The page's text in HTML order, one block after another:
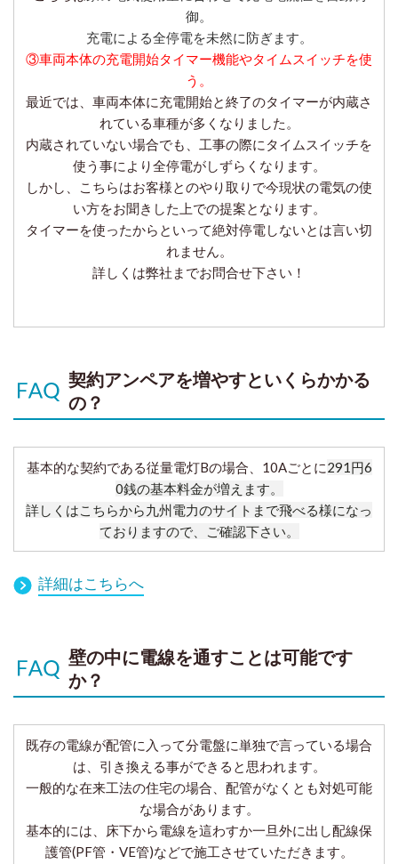
御。
充電による全停電を未然に防ぎます。
③車両本体の充電開始タイマー機能やタイムスイッチを使
う。
最近では、車両本体に充電開始と終了のタイマーが内蔵さ
れている車種が多くなりました。
内蔵されていない場合でも、工事の際にタイムスイッチを
使う事により全停電がしずらくなります。
しかし、こちらはお客様とのやり取りで今現状の電気の使
い方をお聞きした上での提案となります。
タイマーを使ったからといって絶対停電しないとは言い切
れません。
詳しくは弊社までお問合せ下さい！
契約アンペアを増やすといくらかかる
の？
基本的な契約である従量電灯Bの場合、10Aごとに291円6
0銭の基本料金が増えます。
詳しくはこちらから九州電力のサイトまで飛べる様になっ
ておりますので、ご確認下さい。
詳細はこちらへ
壁の中に電線を通すことは可能です
か？
既存の電線が配管に入って分電盤に単独で言っている場合
は、引き換える事ができると思われます。
一般的な在来工法の住宅の場合、配管がなくとも対処可能
な場合があります。
基本的には、床下から電線を這わすか一旦外に出し配線保
護管(PF管・VE管)などで施工させていただきます。